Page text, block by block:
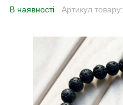
В наявності Артикул товару: